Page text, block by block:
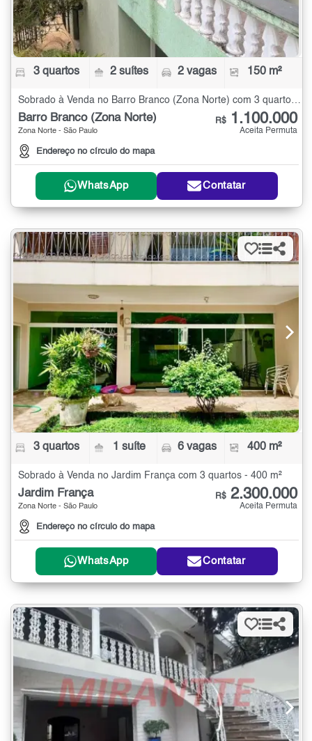
3 quartos 2 suítes 2 vagas 150 m²
Barro Branco (Zona Norte)
Zona Norte - São Paulo
Endereço no círculo do mapa
R$ 1.100.000
Aceita Permuta
WhatsApp Contatar
3 quartos 1 suíte 6 vagas 400 m²
Sobrado à Venda no Jardim França com 3 quartos - 400 m²
Jardim França
Zona Norte - São Paulo
Endereço no círculo do mapa
R$ 2.300.000
Aceita Permuta
WhatsApp Contatar